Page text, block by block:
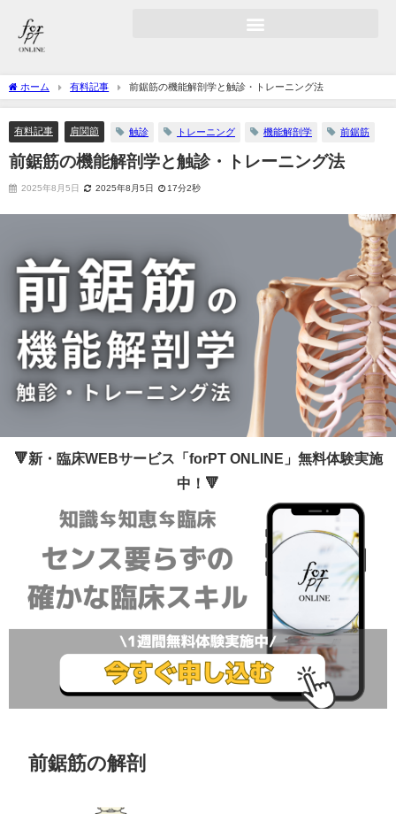
ホーム 有料記事 前鋸筋の機能解剖学と触診・トレーニング法
有料記事 肩関節 触診 トレーニング 機能解剖学 前鋸筋
前鋸筋の機能解剖学と触診・トレーニング法
2025年8月5日 2025年8月5日 17分2秒
🔻新・臨床WEBサービス「forPT ONLINE」無料体験実施
中！🔻
前鋸筋の解剖